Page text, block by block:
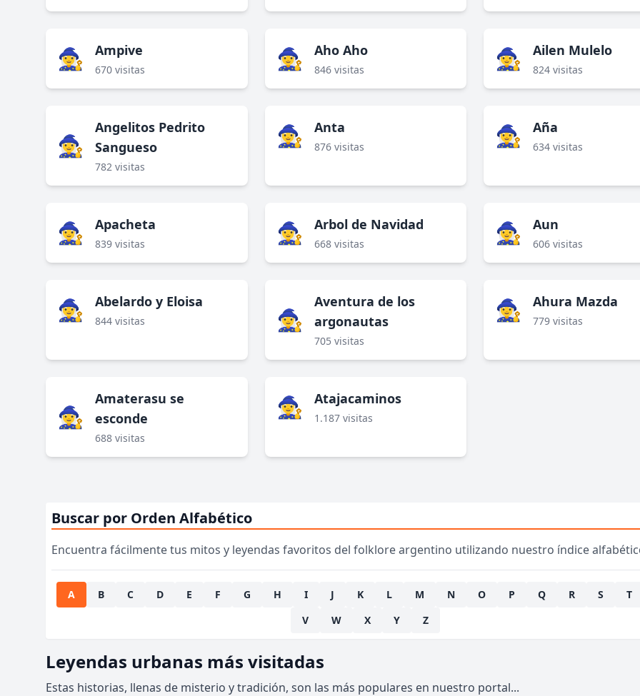
🧙‍♀️ Ampive
670 visitas 🧙‍♀️ Aho Aho
846 visitas 🧙‍♀️ Ailen Mulelo
824 visitas
🧙‍♀️
Angelitos Pedrito
Sangueso
782 visitas
🧙‍♀️ Anta
876 visitas 🧙‍♀️ Aña
634 visitas
🧙‍♀️ Apacheta
839 visitas 🧙‍♀️ Arbol de Navidad
668 visitas 🧙‍♀️ Aun
606 visitas
🧙‍♀️ Abelardo y Eloisa
844 visitas 🧙‍♀️
Aventura de los
argonautas
705 visitas
🧙‍♀️ Ahura Mazda
779 visitas
🧙‍♀️
Amaterasu se
esconde
688 visitas
🧙‍♀️ Atajacaminos
1.187 visitas
Buscar por Orden Alfabético
Encuentra fácilmente tus mitos y leyendas favoritos del folklore argentino utilizando nuestro índice
A B C D E F G H I J K L M N O P Q R S T
V
W X Y Z
Leyendas urbanas más visitadas
Estas historias, llenas de misterio y tradición, son las más populares en nuestro portal...